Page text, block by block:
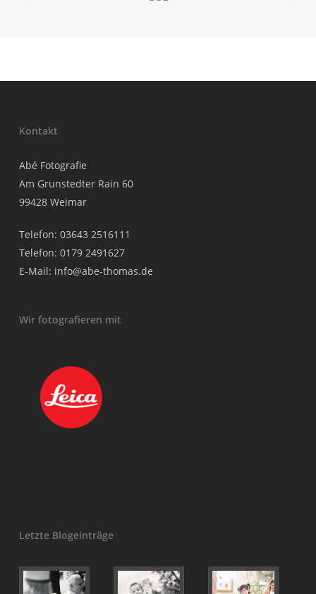
Kontakt
Abé Fotografie
Am Grunstedter Rain 60
99428 Weimar
Telefon: 03643 2516111
Telefon: 0179 2491627
E-Mail: info@abe-thomas.de
Wir fotografieren mit
Letzte Blogeinträge